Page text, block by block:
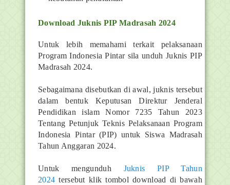
Download Juknis PIP Madrasah 2024
Untuk lebih memahami terkait pelaksanaan
Program Indonesia Pintar sila unduh Juknis PIP
Madrasah 2024.
Sebagaimana disebutkan di awal, juknis tersebut
dalam bentuk Keputusan Direktur Jenderal
Pendidikan islam Nomor 7235 Tahun 2023
Tentang Petunjuk Teknis Pelaksanaan Program
Indonesia Pintar (PIP) untuk Siswa Madrasah
Tahun Anggaran 2024.
Untuk mengunduh Juknis PIP Tahun
2024 tersebut klik tombol download di bawah